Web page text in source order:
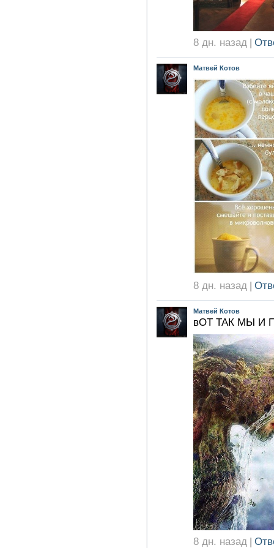
8 дн. назад |
Матвей Котов
8 дн. назад |
Матвей Котов
вОТ ТАК МЫ И
8 дн. назад |